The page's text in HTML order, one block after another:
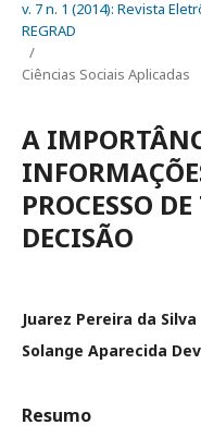
v. 7 n. 1 (2014): Revista
REGRAD
/
Ciências Sociais Aplicadas
A
PROCESSO
DECISÃO
Juarez Pereira da Silva
Solange Aparecida
Resumo